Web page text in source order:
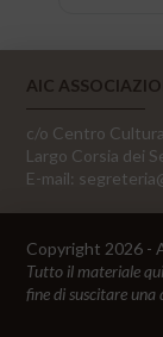
AIC
c/o Centro
Largo Corsia dei
E-mail:
Copyright 2026 -
Tutto il materiale
fine di suscitare una